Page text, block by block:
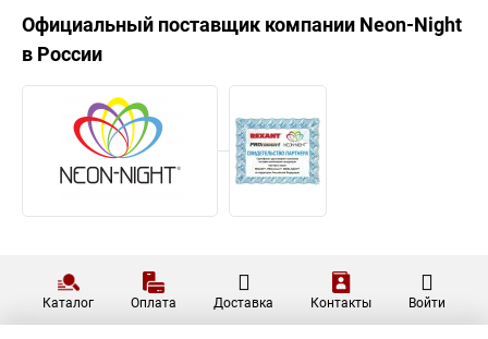
Официальный поставщик компании Neon-Night
в России
Каталог Оплата Доставка Контакты Войти